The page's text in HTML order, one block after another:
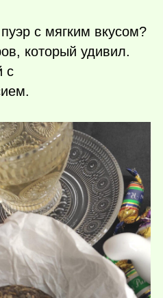
с мягким вкусом?
который удивил.
с